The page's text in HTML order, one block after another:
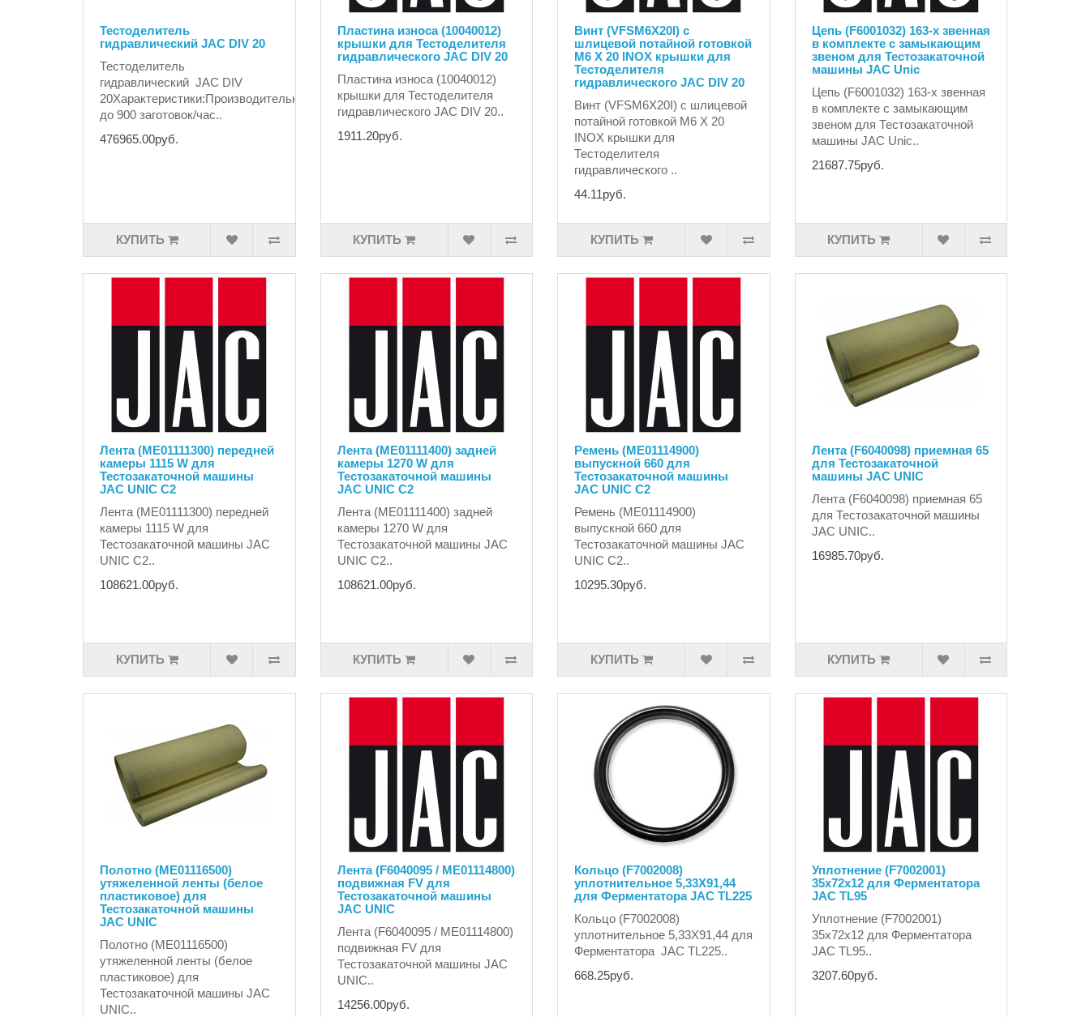
Тестоделитель
гидравлический JAC DIV 20
Тестоделитель
гидравлический JAC DIV
20Характеристики:Производительность:
до 900 заготовок/час..
476965.00руб.
КУПИТЬ
Пластина износа (10040012)
крышки для Тестоделителя
гидравлического JAC DIV 20
Пластина износа (10040012)
крышки для Тестоделителя
гидравлического JAC DIV 20..
1911.20руб.
КУПИТЬ
Винт (VFSM6X20I) с
шлицевой потайной готовкой
M6 X 20 INOX крышки для
Тестоделителя
гидравлического JAC DIV 20
Винт (VFSM6X20I) с шлицевой
потайной готовкой M6 X 20
INOX крышки для
Тестоделителя
гидравлического ..
44.11руб.
КУПИТЬ
Цепь (F6001032) 163-х звенная
в комплекте с замыкающим
звеном для Тестозакаточной
машины JAC Unic
Цепь (F6001032) 163-х звенная
в комплекте с замыкающим
звеном для Тестозакаточной
машины JAC Unic..
21687.75руб.
КУПИТЬ
Лента (ME01111300) передней
камеры 1115 W для
Тестозакаточной машины
JAC UNIC C2
Лента (ME01111300) передней
камеры 1115 W для
Тестозакаточной машины JAC
UNIC C2..
108621.00руб.
КУПИТЬ
Лента (ME01111400) задней
камеры 1270 W для
Тестозакаточной машины
JAC UNIC C2
Лента (ME01111400) задней
камеры 1270 W для
Тестозакаточной машины JAC
UNIC C2..
108621.00руб.
КУПИТЬ
Ремень (ME01114900)
выпускной 660 для
Тестозакаточной машины
JAC UNIC C2
Ремень (ME01114900)
выпускной 660 для
Тестозакаточной машины JAC
UNIC C2..
10295.30руб.
КУПИТЬ
Лента (F6040098) приемная 65
для Тестозакаточной
машины JAC UNIC
Лента (F6040098) приемная 65
для Тестозакаточной машины
JAC UNIC..
16985.70руб.
КУПИТЬ
Полотно (ME01116500)
утяжеленной ленты (белое
пластиковое) для
Тестозакаточной машины
JAC UNIC
Полотно (ME01116500)
утяжеленной ленты (белое
пластиковое) для
Тестозакаточной машины JAC
UNIC..
Лента (F6040095 / ME01114800)
подвижная FV для
Тестозакаточной машины
JAC UNIC
Лента (F6040095 / ME01114800)
подвижная FV для
Тестозакаточной машины JAC
UNIC..
14256.00руб.
Кольцо (F7002008)
уплотнительное 5,33X91,44
для Ферментатора JAC TL225
Кольцо (F7002008)
уплотнительное 5,33X91,44 для
Ферментатора JAC TL225..
668.25руб.
Уплотнение (F7002001)
35x72x12 для Ферментатора
JAC TL95
Уплотнение (F7002001)
35x72x12 для Ферментатора
JAC TL95..
3207.60руб.